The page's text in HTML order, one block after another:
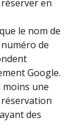
en
le nom de
de
Google.
moins une
des